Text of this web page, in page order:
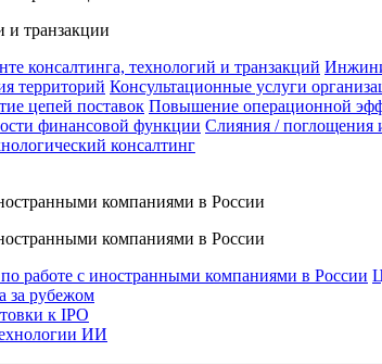
и транзакции
консалтинга, технологий и транзакций
территорий Консультационные услуги
цепей поставок Повышение операционной
финансовой функции Слияния / поглощения
консалтинг
компаниями в России
компаниями в России
работе с иностранными компаниями в России
за рубежом
к IPO
ИИ